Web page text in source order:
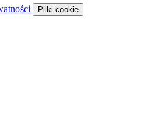
Pliki cookie